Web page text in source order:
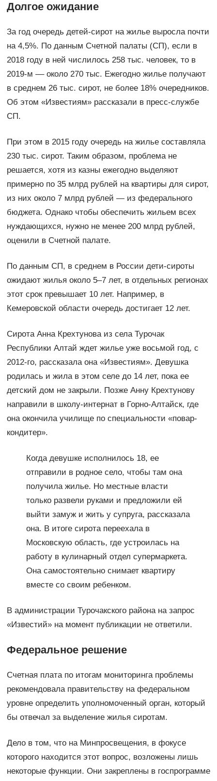
Долгое ожидание
За год очередь детей-сирот на жилье выросла почти
на 4,5%. По данным Счетной палаты (СП), если в
2018 году в ней числилось 258 тыс. человек, то в
2019-м –– около 270 тыс. Ежегодно жилье получают
в среднем 26 тыс. сирот, не более 18% очередников.
Об этом «Известиям» рассказали в пресс-службе
СП.
При этом в 2015 году очередь на жилье составляла
230 тыс. сирот. Таким образом, проблема не
решается, хотя из казны ежегодно выделяют
примерно по 35 млрд рублей на квартиры для сирот,
из них около 7 млрд рублей — из федерального
бюджета. Однако чтобы обеспечить жильем всех
нуждающихся, нужно не менее 200 млрд рублей,
оценили в Счетной палате.
По данным СП, в среднем в России дети-сироты
ожидают жилья около 5–7 лет, в отдельных регионах
этот срок превышает 10 лет. Например, в
Кемеровской области очередь достигает 12 лет.
Сирота Анна Крехтунова из села Турочак
Республики Алтай ждет жилье уже восьмой год, с
2012-го, рассказала она «Известиям». Девушка
родилась и жила в этом селе до 14 лет, пока ее
детский дом не закрыли. Позже Анну Крехтунову
направили в школу-интернат в Горно-Алтайск, где
она окончила училище по специальности «повар-
кондитер».
Когда девушке исполнилось 18, ее
отправили в родное село, чтобы там она
получила жилье. Но местные власти
только развели руками и предложили ей
выйти замуж и жить у супруга, рассказала
она. В итоге сирота переехала в
Московскую область, где устроилась на
работу в кулинарный отдел супермаркета.
Она самостоятельно снимает квартиру
вместе со своим ребенком.
В администрации Турочакского района на запрос
«Известий» на момент публикации не ответили.
Федеральное решение
Счетная плата по итогам мониторинга проблемы
рекомендовала правительству на федеральном
уровне определить уполномоченный орган, который
бы отвечал за выделение жилья сиротам.
Дело в том, что на Минпросвещения, в фокусе
которого находится этот вопрос, возложены лишь
некоторые функции. Они закреплены в госпрограмме